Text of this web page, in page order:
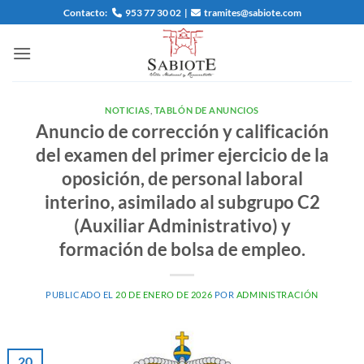
al
contenido
Contacto: 953 77 30 02| tramites@sabiote.com
NOTICIAS TABLÓN DE ANUNCIOS
Anuncio de corrección y calificación
del examen del primer ejercicio de la
oposición, de personal laboral
interino, asimilado al subgrupo C2
(Auxiliar Administrativo) y
formación de bolsa de empleo.
PUBLICADO EL 20 DE ENERO DE 2026 POR ADMINISTRACIÓN